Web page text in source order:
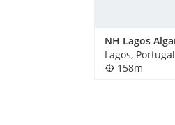
Lagos, Portugal
158m